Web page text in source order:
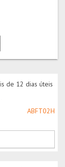
ABFT02H